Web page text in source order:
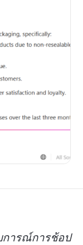
การณ์การช้อป